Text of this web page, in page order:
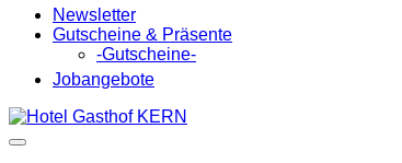
Newsletter
Gutscheine & Präsente
-Gutscheine-
Jobangebote